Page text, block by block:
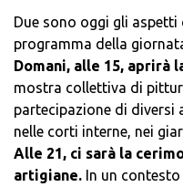
Due sono oggi gli
programma della
Domani, alle 15, aprirà
mostra collettiva di
partecipazione di diversi
nelle corti interne, nei
Alle 21, ci sarà la
artigiane. In un